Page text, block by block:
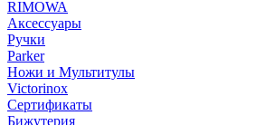
RIMOWA
Аксессуары
Ручки
Parker
Ножи и Мультитулы
Victorinox
Сертификаты
Бижутерия